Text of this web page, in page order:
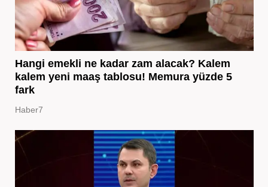
Hangi emekli ne kadar zam alacak? Kalem
kalem yeni maaş tablosu! Memura yüzde 5
fark
Haber7